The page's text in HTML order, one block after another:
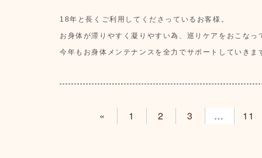
18年と長くご利用してくださっているお客様。
お身体が滞りやすく凝りやすい為、巡りケアをおこなっ
今年もお身体メンテナンスを全力でサポートしていきま
« 1 2 3 4 11